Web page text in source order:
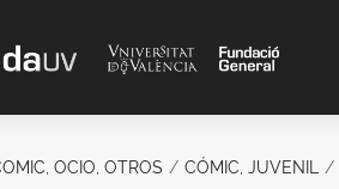
OCIO, OTROS CÓMIC, JUVENIL